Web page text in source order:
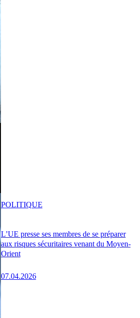
L’UE presse ses membres de se préparer
aux risques sécuritaires venant du Moyen-
Orient
07.04.2026
POLITIQUE